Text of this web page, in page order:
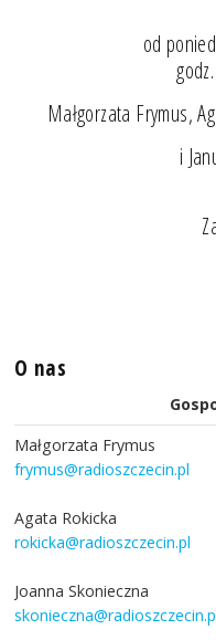
od
Małgorzata Frymus,
i
O nas
Małgorzata Frymus
frymus@radioszczecin.pl
Agata Rokicka
rokicka@radioszczecin.pl
Joanna Skonieczna